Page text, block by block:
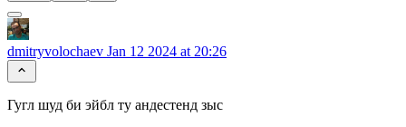
dmitryvolochaev Jan 12 2024 at 20:26
Гугл шуд би эйбл ту андестенд зыс